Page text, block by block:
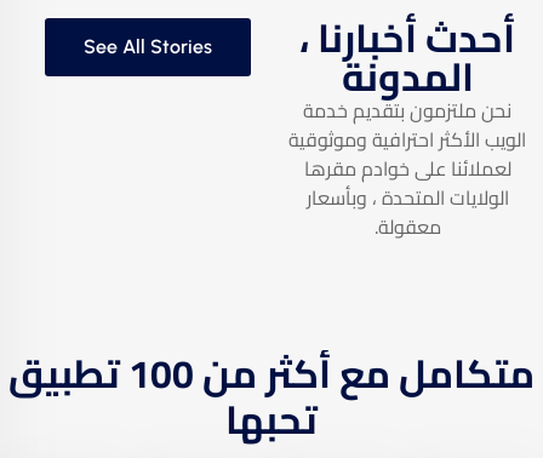
أحدث أخبارنا ،
المدونة
نحن ملتزمون بتقديم خدمة
الويب الأكثر احترافية وموثوقية
لعملائنا على خوادم مقرها
الولايات المتحدة ، وبأسعار
معقولة.
See All Stories
متكامل مع أكثر من 100 تطبيق
تحبها